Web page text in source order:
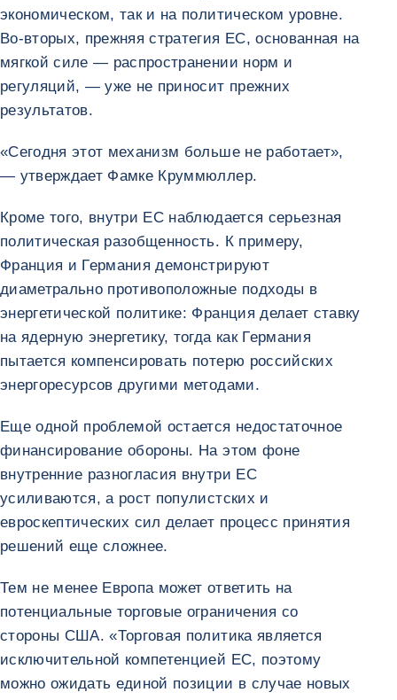
экономическом, так и на политическом уровне.
Во-вторых, прежняя стратегия ЕС, основанная на
мягкой силе — распространении норм и
регуляций, — уже не приносит прежних
результатов.
«Сегодня этот механизм больше не работает»,
— утверждает Фамке Круммюллер.
Кроме того, внутри ЕС наблюдается серьезная
политическая разобщенность. К примеру,
Франция и Германия демонстрируют
диаметрально противоположные подходы в
энергетической политике: Франция делает ставку
на ядерную энергетику, тогда как Германия
пытается компенсировать потерю российских
энергоресурсов другими методами.
Еще одной проблемой остается недостаточное
финансирование обороны. На этом фоне
внутренние разногласия внутри ЕС
усиливаются, а рост популистских и
евроскептических сил делает процесс принятия
решений еще сложнее.
Тем не менее Европа может ответить на
потенциальные торговые ограничения со
стороны США. «Торговая политика является
исключительной компетенцией ЕС, поэтому
можно ожидать единой позиции в случае новых